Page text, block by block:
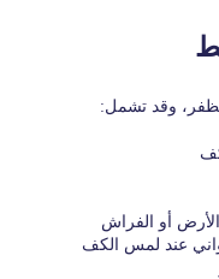
وقد تشمل:
أو الفراش
عند لمس الكف